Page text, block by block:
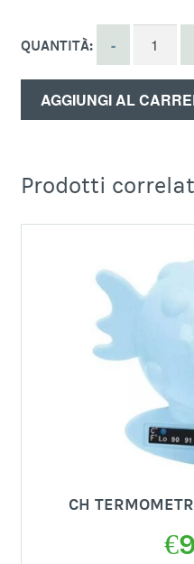
QUANTITÀ:
AGGIUNGI AL
Prodotti
CH
€